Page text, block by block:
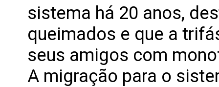
sistema há 20 anos,
queimados e que a
seus amigos com
A migração para o